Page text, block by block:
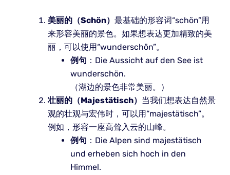
美丽的（Schön） 最基础的形容词“schön”用
来形容美丽的景色。如果想表达更加精致的美
丽，可以使用“wunderschön”。
例句 ：Die Aussicht auf den See ist
wunderschön.
（湖边的景色非常美丽。）
壮丽的（Majestätisch） 当我们想表达自然景
观的壮观与宏伟时，可以用“majestätisch”。
例如，形容一座高耸入云的山峰。
例句 ：Die Alpen sind majestätisch
und erheben sich hoch in den
Himmel.